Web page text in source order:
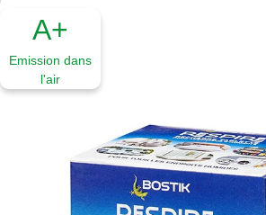
A+
Emission dans
l'air